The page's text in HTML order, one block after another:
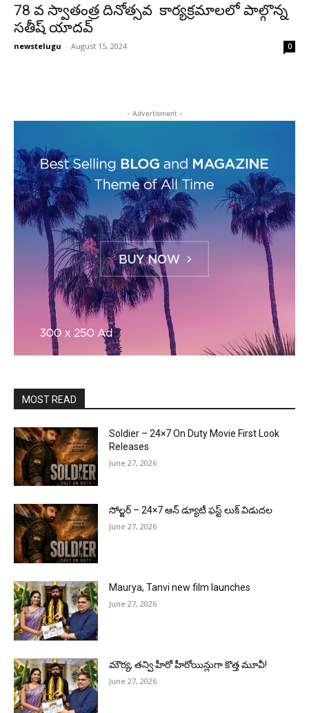
78 వ స్వాతంత్ర దినోత్సవ కార్యక్రమాలలో పాల్గొన్న
సతీష్ యాదవ్
newstelugu - August 15, 2024 0
- Advertisment -
MOST READ
Soldier – 24×7 On Duty Movie First Look
Releases
June 27, 2026
సోల్జర్ – 24×7 ఆన్ డ్యూటీ ఫస్ట్ లుక్ విడుదల
June 27, 2026
Maurya, Tanvi new film launches
June 27, 2026
మౌర్య‌, త‌న్వి హీరో హీరోయిన్లుగా కొత్త మూవీ!
June 27, 2026